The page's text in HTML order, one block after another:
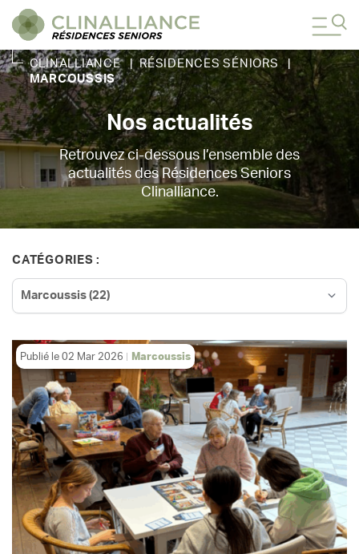
CLINALLIANCE | RÉSIDENCES SÉNIORS
|
MARCOUSSIS
Nos actualités
Retrouvez ci-dessous l’ensemble des
actualités des Résidences Seniors
Clinalliance.
CATÉGORIES :
Publié le 02 Mar 2026 Marcoussis